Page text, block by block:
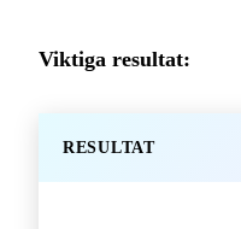
Viktiga resultat:
RESULTAT